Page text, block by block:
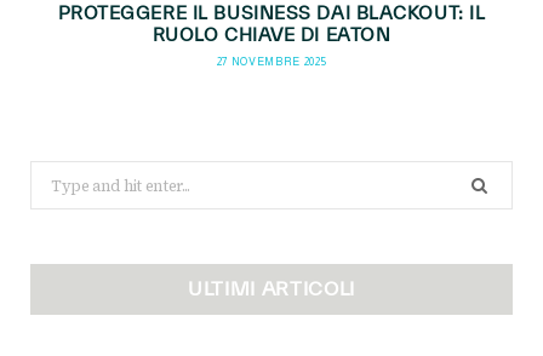
PROTEGGERE IL BUSINESS DAI BLACKOUT: IL
RUOLO CHIAVE DI EATON
27 NOVEMBRE 2025
for:
ULTIMI ARTICOLI